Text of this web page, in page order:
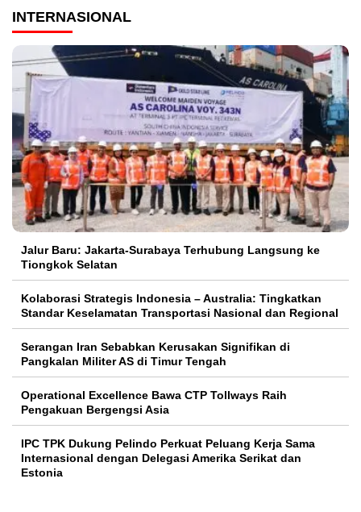
INTERNASIONAL
Jalur Baru: Jakarta-Surabaya Terhubung Langsung ke
Tiongkok Selatan
Kolaborasi Strategis Indonesia – Australia: Tingkatkan
Standar Keselamatan Transportasi Nasional dan Regional
Serangan Iran Sebabkan Kerusakan Signifikan di
Pangkalan Militer AS di Timur Tengah
Operational Excellence Bawa CTP Tollways Raih
Pengakuan Bergengsi Asia
IPC TPK Dukung Pelindo Perkuat Peluang Kerja Sama
Internasional dengan Delegasi Amerika Serikat dan
Estonia